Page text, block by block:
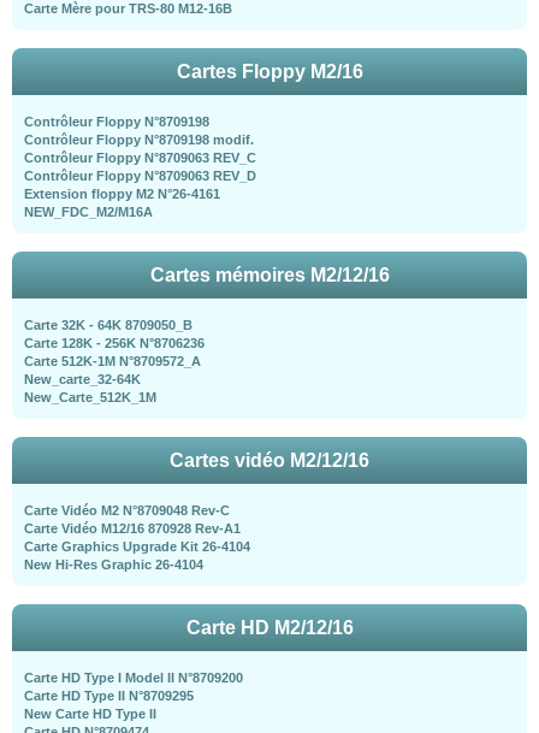
Carte Mère pour TRS-80 M12-16B
Cartes Floppy M2/16
Contrôleur Floppy N°8709198
Contrôleur Floppy N°8709198 modif.
Contrôleur Floppy N°8709063 REV_C
Contrôleur Floppy N°8709063 REV_D
Extension floppy M2 N°26-4161
NEW_FDC_M2/M16A
Cartes mémoires M2/12/16
Carte 32K - 64K 8709050_B
Carte 128K - 256K N°8706236
Carte 512K-1M N°8709572_A
New_carte_32-64K
New_Carte_512K_1M
Cartes vidéo M2/12/16
Carte Vidéo M2 N°8709048 Rev-C
Carte Vidéo M12/16 870928 Rev-A1
Carte Graphics Upgrade Kit 26-4104
New Hi-Res Graphic 26-4104
Carte HD M2/12/16
Carte HD Type I Model II N°8709200
Carte HD Type II N°8709295
New Carte HD Type II